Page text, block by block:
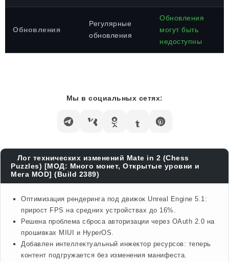
Обновления
Регулярные
обновления
Обновления
могут быть
недоступны
Мы в социальных сетях:
Лог технических изменений Mate in 2 (Chess
Puzzles) [МОД: Много монет, Открытые уровни и
Мега MOD] (Build 2389)
Оптимизация рендеринга под движок Unreal Engine 5.1:
прирост FPS на средних устройствах до 16%.
Решена проблема сброса авторизации через OAuth 2.0 на
прошивках MIUI и HyperOS.
Добавлен интеллектуальный инжектор ресурсов: теперь
контент подгружается без изменения манифеста.